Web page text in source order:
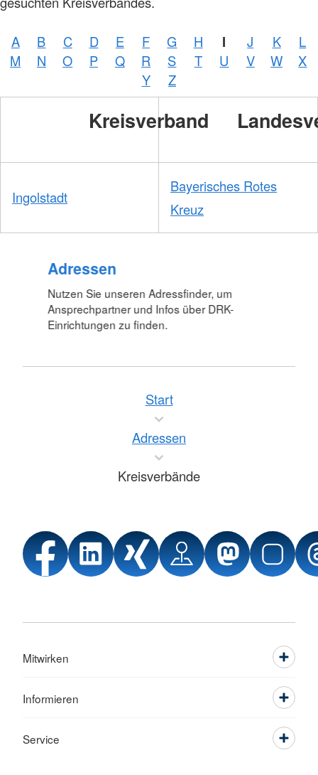
A B C D E F G H I J K
L
M
N O P Q R S T U V W
X
Y
Z
Kreisverband
Ingolstadt
Bayerisches Rotes
Kreuz
Adressen
Nutzen Sie unseren Adressfinder, um
Ansprechpartner und Infos über DRK-
Einrichtungen zu finden.
Start
Adressen
Kreisverbände
Mitwirken
Informieren
Service